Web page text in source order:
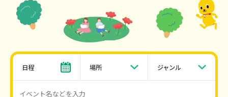
日程 場所 ジャンル